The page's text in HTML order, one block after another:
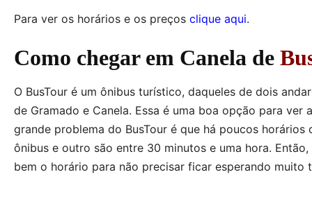
Para ver os horários e os preços clique aqui.
Como chegar em Canela de
O BusTour é um ônibus turístico, daqueles de dois
de Gramado e Canela. Essa é uma boa opção para
grande problema do BusTour é que há poucos
ônibus e outro são entre 30 minutos e uma hora.
bem o horário para não precisar ficar esperando muito